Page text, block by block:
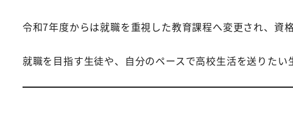
令和7年度からは就職を重視した教育課程へ変更され、資
就職を目指す生徒や、自分のペースで高校生活を送りたい